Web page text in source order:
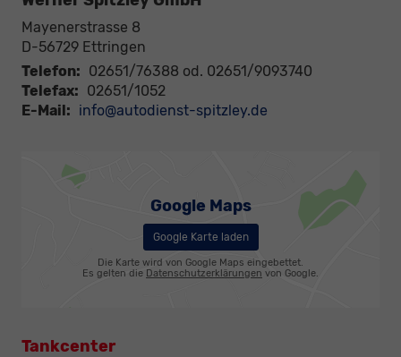
Mayenerstrasse 8
D-56729 Ettringen
Telefon: 02651/76388 od. 02651/9093740
Telefax: 02651/1052
E-Mail: info@autodienst-spitzley.de
Google Maps
Google Karte laden
Die Karte wird von Google Maps eingebettet.
Es gelten die Datenschutzerklärungen von Google.
Tankcenter